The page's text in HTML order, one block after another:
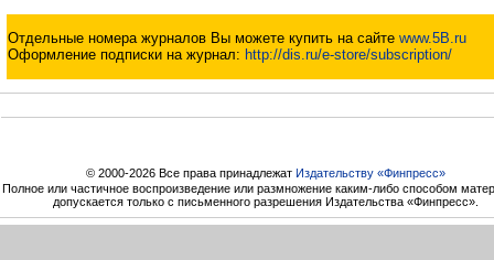
Отдельные номера журналов Вы можете купить на сайте www.5B.ru
Оформление подписки на журнал: http://dis.ru/e-store/subscription/
© 2000-2026 Все права принадлежат Издательству «Финпресс»
Полное или частичное воспроизведение или размножение каким-либо способом
допускается только с письменного разрешения Издательства «Финпресс».